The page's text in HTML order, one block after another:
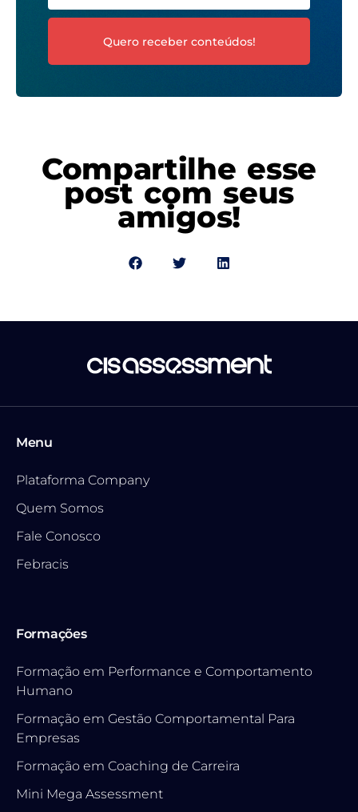
Quero receber conteúdos!
Compartilhe esse
post com seus
amigos!
Menu
Plataforma Company
Quem Somos
Fale Conosco
Febracis
Formações
Formação em Performance e Comportamento
Humano
Formação em Gestão Comportamental Para
Empresas
Formação em Coaching de Carreira
Mini Mega Assessment